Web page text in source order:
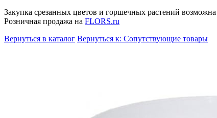
Закупка срезанных цветов и горшечных растений
Розничная продажа на FLORS.ru
Вернуться в каталог Вернуться к: Сопутствующие товары